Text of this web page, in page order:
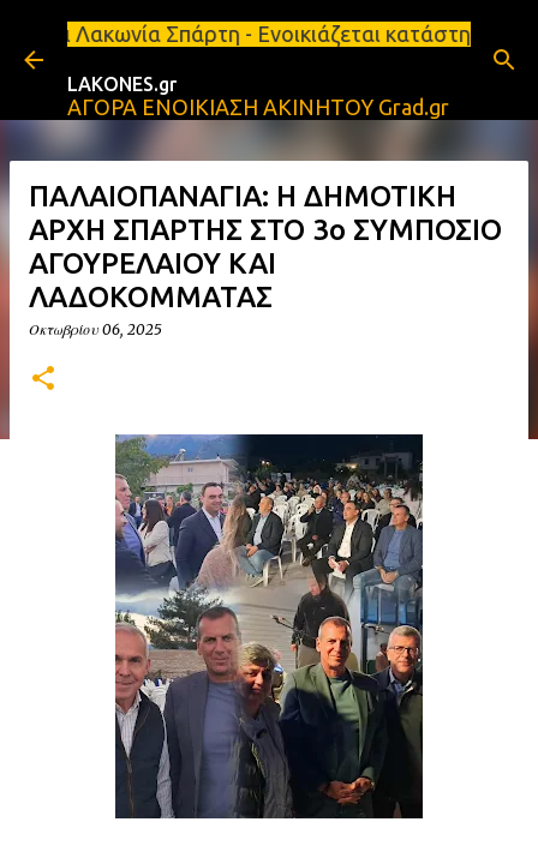
Μετάβαση στο κύριο περιεχόμενο
Σπάρτη - Ενοικιάζεται κατάστημα 134
LAKONES.gr
ΑΓΟΡΑ ΕΝΟΙΚΙΑΣΗ ΑΚΙΝΗΤΟΥ Grad.gr
ΠΑΛΑΙΟΠΑΝΑΓΙΑ: Η ΔΗΜΟΤΙΚΗ
ΑΡΧΗ ΣΠΑΡΤΗΣ ΣΤΟ 3ο ΣΥΜΠΟΣΙΟ
ΑΓΟΥΡΕΛΑΙΟΥ ΚΑΙ
ΛΑΔΟΚΟΜΜΑΤΑΣ
Οκτωβρίου 06, 2025